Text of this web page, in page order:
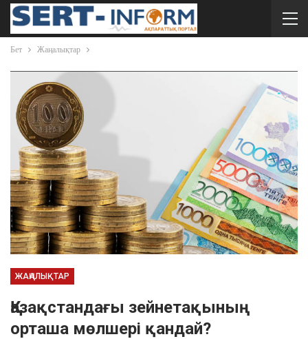
Бет Жаңалықтар
ЖАҢАЛЫҚТАР
Қазақстандағы зейнетақының
орташа мөлшері қандай?